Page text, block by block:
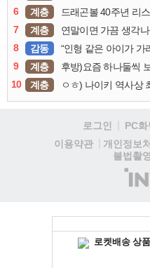
6
계층 드래곤볼 40주년 리
7
계층 연말이면 가끔 생각
8
감동 “인형 같은 아이가 가라앉는
9
계층 후방)요즘 하나둘씩
10
계층 ㅇㅎ) 나이키 역사상
로그인 PC화
이용약관
개인정보
불법촬